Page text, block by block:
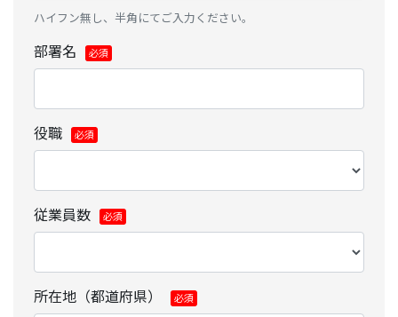
ハイフン無し、半角にてご入力ください。
部署名
役職
従業員数
所在地（都道府県）